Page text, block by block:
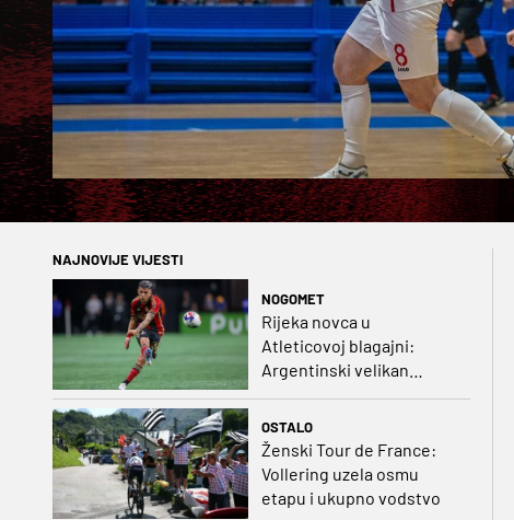
NAJNOVIJE VIJESTI
NOGOMET
Rijeka novca u
Atleticovoj blagajni:
Argentinski velikan
OSTALO
Ženski Tour de France:
Vollering uzela osmu
etapu i ukupno vodstvo